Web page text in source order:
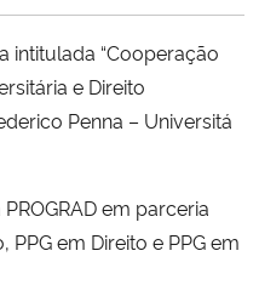
e Comunicações
intitulada “Cooperação
e Direito
Penna – Universitá
em parceria
em Direito e PPG em